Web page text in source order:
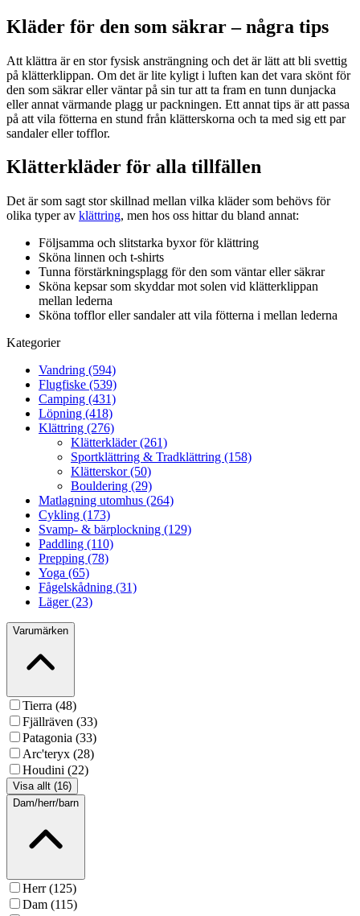
Kläder för den som säkrar – några tips
Att klättra är en stor fysisk ansträngning och det är lätt att bli svettig
på klätterklippan. Om det är lite kyligt i luften kan det vara skönt för
den som säkrar eller väntar på sin tur att ta fram en tunn dunjacka
eller annat värmande plagg ur packningen. Ett annat tips är att passa
på att vila fötterna en stund från klätterskorna och ta med sig ett par
sandaler eller tofflor.
Klätterkläder för alla tillfällen
Det är som sagt stor skillnad mellan vilka kläder som behövs för
olika typer av klättring, men hos oss hittar du bland annat:
Följsamma och slitstarka byxor för klättring
Sköna linnen och t-shirts
Tunna förstärkningsplagg för den som väntar eller säkrar
Sköna kepsar som skyddar mot solen vid klätterklippan
mellan lederna
Sköna tofflor eller sandaler att vila fötterna i mellan lederna
Kategorier
Vandring (594)
Flugfiske (539)
Camping (431)
Löpning (418)
Klättring (276)
Klätterkläder (261)
Sportklättring & Tradklättring (158)
Klätterskor (50)
Bouldering (29)
Matlagning utomhus (264)
Cykling (173)
Svamp- & bärplockning (129)
Paddling (110)
Prepping (78)
Yoga (65)
Fågelskådning (31)
Läger (23)
Varumärken
Tierra (48)
Fjällräven (33)
Patagonia (33)
Arc'teryx (28)
Houdini (22)
Visa allt (16)
Dam/herr/barn
Herr (125)
Dam (115)